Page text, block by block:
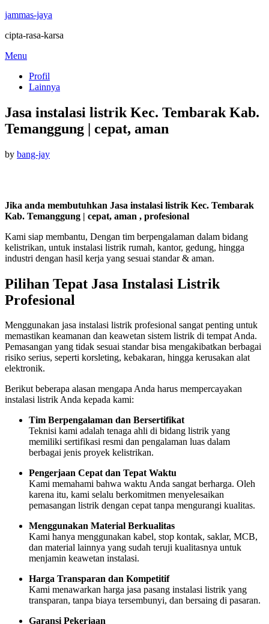
jammas-jaya
cipta-rasa-karsa
Skip
content
Menu
Profil
Lainnya
Jasa instalasi listrik Kec. Tembarak Kab.
Temanggung | cepat, aman
by bang-jayPosted
Jika anda membutuhkan Jasa instalasi listrik Kec. Tembarak
Kab. Temanggung | cepat, aman , profesional
Kami siap membantu, Dengan tim berpengalaman dalam bidang
kelistrikan, untuk instalasi listrik rumah, kantor, gedung, hingga
industri dengan hasil kerja yang sesuai standar & aman.
Pilihan Tepat Jasa Instalasi Listrik
Profesional
Menggunakan jasa instalasi listrik profesional sangat penting untuk
memastikan keamanan dan keawetan sistem listrik di tempat Anda.
Pemasangan yang tidak sesuai standar bisa mengakibatkan berbagai
risiko serius, seperti korsleting, kebakaran, hingga kerusakan alat
elektronik.
Berikut beberapa alasan mengapa Anda harus mempercayakan
instalasi listrik Anda kepada kami:
Tim Berpengalaman dan Bersertifikat
Teknisi kami adalah tenaga ahli di bidang listrik yang
memiliki sertifikasi resmi dan pengalaman luas dalam
berbagai jenis proyek kelistrikan.
Pengerjaan Cepat dan Tepat Waktu
Kami memahami bahwa waktu Anda sangat berharga. Oleh
karena itu, kami selalu berkomitmen menyelesaikan
pemasangan listrik dengan cepat tanpa mengurangi kualitas.
Menggunakan Material Berkualitas
Kami hanya menggunakan kabel, stop kontak, saklar, MCB,
dan material lainnya yang sudah teruji kualitasnya untuk
menjamin keawetan instalasi.
Harga Transparan dan Kompetitif
Kami menawarkan harga jasa pasang instalasi listrik yang
transparan, tanpa biaya tersembunyi, dan bersaing di pasaran.
Garansi Pekerjaan